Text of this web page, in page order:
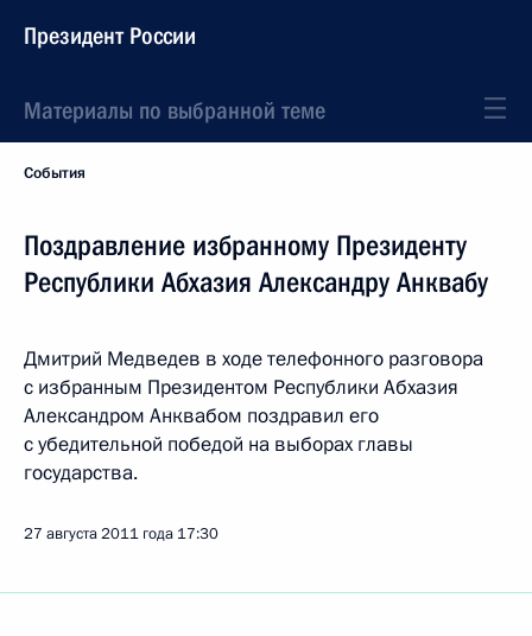
Президент России
Материалы по выбранной теме
События
Поздравление избранному Президенту
Республики Абхазия Александру Анквабу
Дмитрий Медведев в ходе телефонного разговора
с избранным Президентом Республики Абхазия
Александром Анквабом поздравил его
с убедительной победой на выборах главы
государства.
27 августа 2011 года 17:30